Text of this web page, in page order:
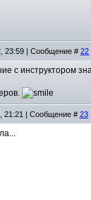
23:59 | Сообщение # 22
с инструктором
21:21 | Сообщение # 23